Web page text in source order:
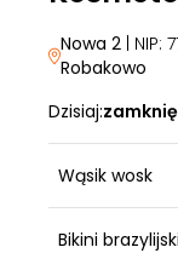
Nowa 2| NIP:
Robakowo
Dzisiaj:
Wąsik wosk
Bikini